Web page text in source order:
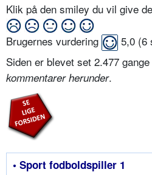
Klik på den smiley du vil give
Brugernes vurdering 5,0 (6
Siden er blevet set 2.477
kommentarer herunder.
• Sport fodboldspiller 1